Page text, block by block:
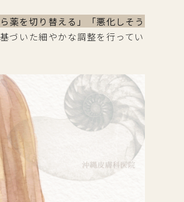
薬を切り替える」「悪化しそう
づいた細やかな調整を行ってい